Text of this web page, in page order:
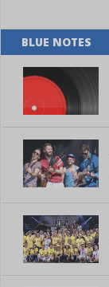
BLUE NOTES